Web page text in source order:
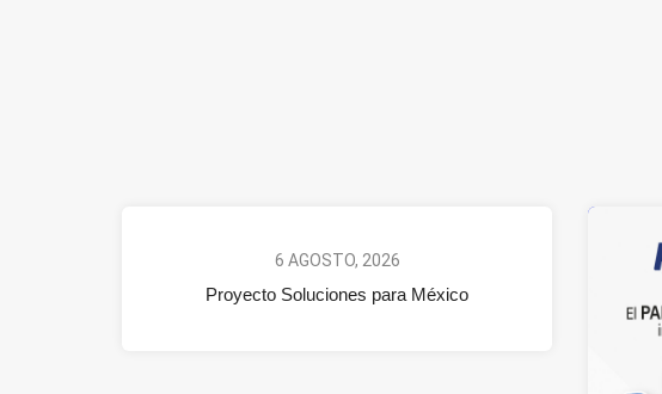
6 AGOSTO, 2026
Proyecto Soluciones para México